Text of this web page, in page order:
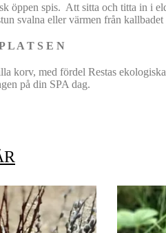
öppen spis. Att sitta och titta in i
svalna eller värmen från kallbadet
L A T S E N
korv, med fördel Restas
på din SPA dag.